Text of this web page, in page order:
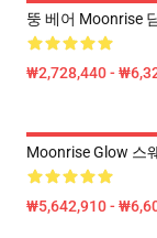
뚱 베어 Moonrise
₩2,728,440 -
Moonrise Glow 스
₩5,642,910 -